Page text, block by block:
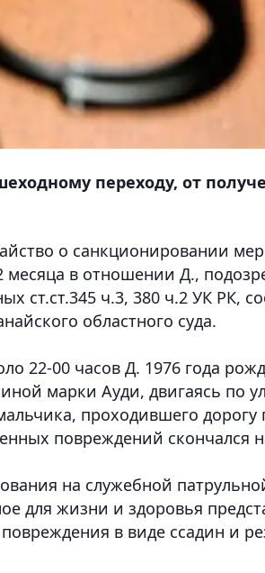
переходу, от
о санкционировании
в отношении Д.,
ст.ст.345 ч.3, 380 ч.2 УК РК,
областного суда.
22-00 часов Д. 1976 года
марки Ауди, двигаясь по
проходившего дорогу
повреждений скончался
на служебной
для жизни и здоровья
в виде ссадин и